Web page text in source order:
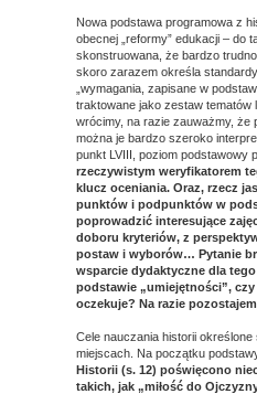
Nowa podstawa programowa z
obecnej „reformy” edukacji –
skonstruowana, że bardzo
skoro zarazem określa
„wymagania, zapisane w
traktowane jako zestaw tematów
wrócimy, na razie zauważmy, że
można je bardzo szeroko
punkt LVIII, poziom podstawowy
rzeczywistym weryfikatorem
klucz oceniania. Oraz, rzecz
punktów i podpunktów w
poprowadzić interesujące
doboru kryteriów, z
postaw i wyborów… Pytanie
wsparcie dydaktyczne dla
podstawie „umiejętności”,
oczekuje? Na razie
Cele nauczania historii
miejscach. Na początku
Historii (s. 12) poświęcono
takich, jak „miłość do